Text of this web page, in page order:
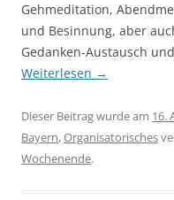
Gehmeditation,
und Besinnung, aber
Gedanken-Austausch
Weiterlesen →
Dieser Beitrag wurde am 16.
Bayern,Organisatorisches
Wochenende.